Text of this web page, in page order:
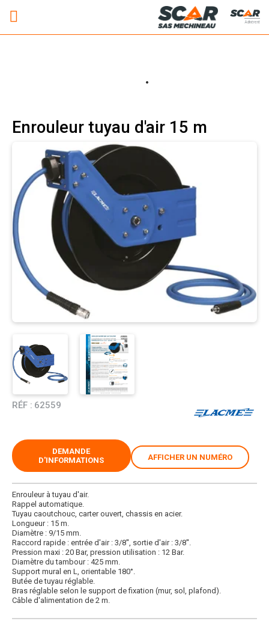
Adhérent
Enrouleur tuyau d'air 15 m
RÉF : 62559
Enrouleur à tuyau d'air.
Rappel automatique.
Tuyau caoutchouc, carter ouvert, chassis en acier.
Longueur : 15 m.
Diamètre : 9/15 mm.
Raccord rapide : entrée d'air : 3/8'', sortie d'air : 3/8''.
Pression maxi : 20 Bar, pression utilisation : 12 Bar.
Diamètre du tambour : 425 mm.
Support mural en L, orientable 180°.
Butée de tuyau réglable.
Bras réglable selon le support de fixation (mur, sol, plafond).
Câble d'alimentation de 2 m.
DEMANDE
D'INFORMATIONS
AFFICHER UN NUMÉRO